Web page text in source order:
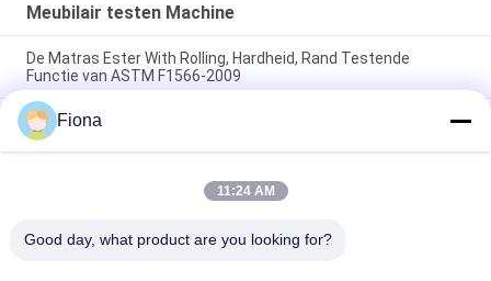
Meubilair testen Machine
De Matras Ester With Rolling, Hardheid, Rand Testende
Functie van ASTM F1566-2009
PLC van de de Wartelduurzaamheid van de Controlestoel het
de Testinstrument, Geen Effect, simuleert echt
Het Meubilair van QB/T 1952,1 het Testen
Machinebank/Kracht van de de Armsteunlading van het
Fiona
11:24 AM
Good day, what product are you looking for?